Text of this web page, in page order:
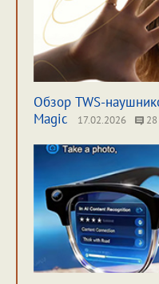
Обзор TWS-
Magic
17.02.2026 28